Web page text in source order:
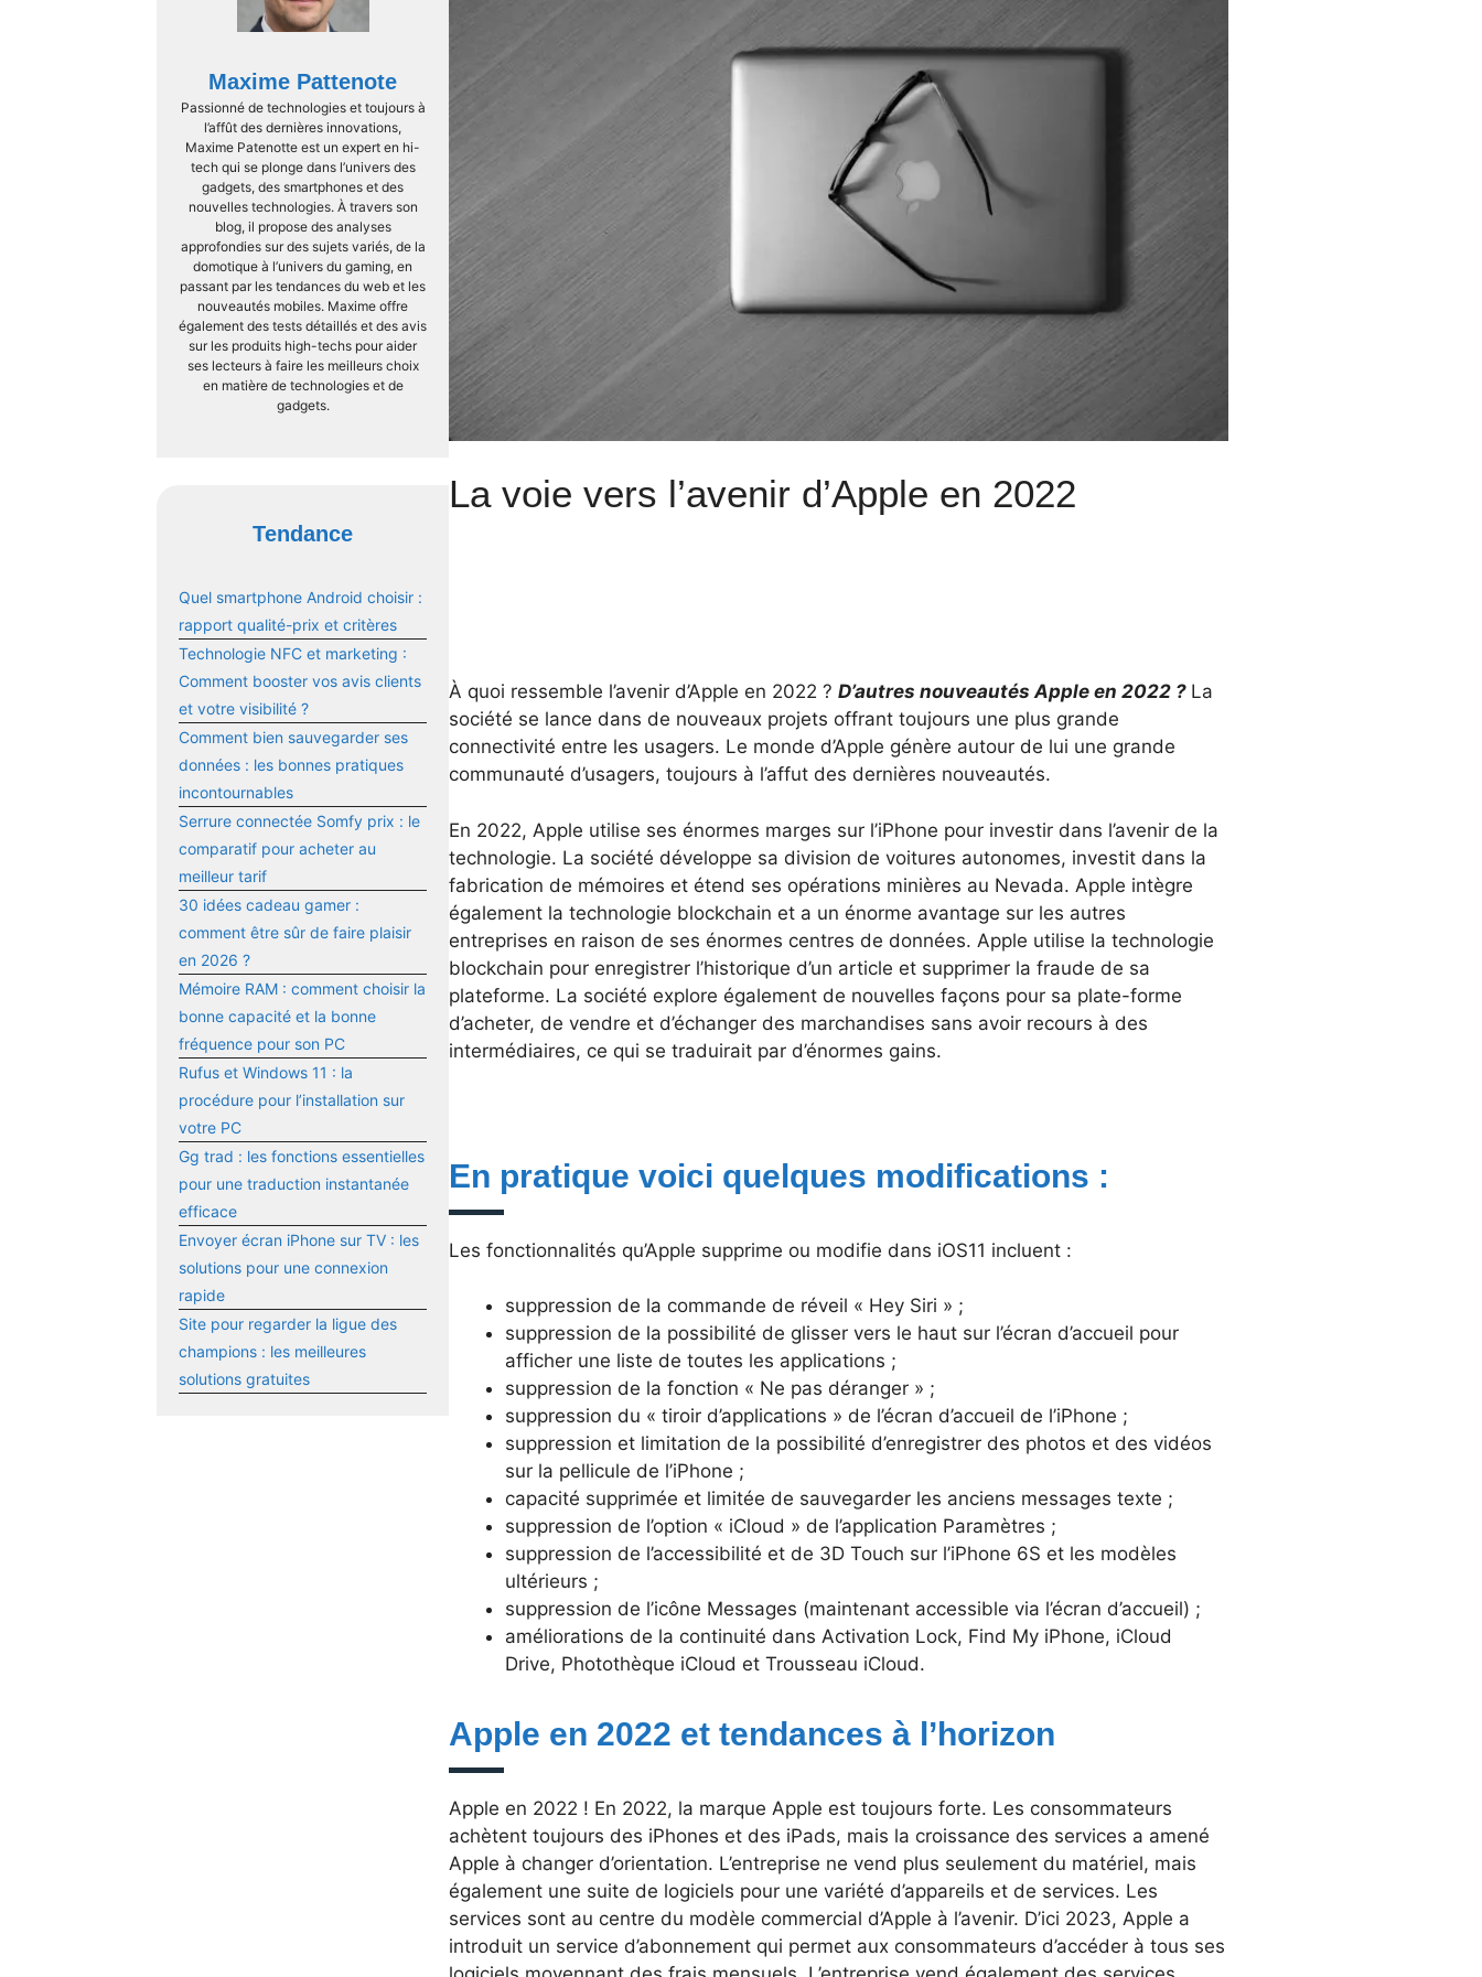
Maxime Pattenote
Passionné de technologies et toujours à
l’affût des dernières innovations,
Maxime Patenotte est un expert en hi-
tech qui se plonge dans l’univers des
gadgets, des smartphones et des
nouvelles technologies. À travers son
blog, il propose des analyses
approfondies sur des sujets variés, de la
domotique à l’univers du gaming, en
passant par les tendances du web et les
nouveautés mobiles. Maxime offre
également des tests détaillés et des avis
sur les produits high-techs pour aider
ses lecteurs à faire les meilleurs choix
en matière de technologies et de
gadgets.
Tendance
Quel smartphone Android choisir :
rapport qualité-prix et critères
Technologie NFC et marketing :
Comment booster vos avis clients
et votre visibilité ?
Comment bien sauvegarder ses
données : les bonnes pratiques
incontournables
Serrure connectée Somfy prix : le
comparatif pour acheter au
meilleur tarif
30 idées cadeau gamer :
comment être sûr de faire plaisir
en 2026 ?
Mémoire RAM : comment choisir la
bonne capacité et la bonne
fréquence pour son PC
Rufus et Windows 11 : la
procédure pour l’installation sur
votre PC
Gg trad : les fonctions essentielles
pour une traduction instantanée
efficace
Envoyer écran iPhone sur TV : les
solutions pour une connexion
rapide
Site pour regarder la ligue des
champions : les meilleures
solutions gratuites
La voie vers l’avenir d’Apple en 2022
À quoi ressemble l’avenir d’Apple en 2022 ? D’autres nouveautés Apple en 2022 ? La
société se lance dans de nouveaux projets offrant toujours une plus grande
connectivité entre les usagers. Le monde d’Apple génère autour de lui une grande
communauté d’usagers, toujours à l’affut des dernières nouveautés.
En 2022, Apple utilise ses énormes marges sur l’iPhone pour investir dans l’avenir de la
technologie. La société développe sa division de voitures autonomes, investit dans la
fabrication de mémoires et étend ses opérations minières au Nevada. Apple intègre
également la technologie blockchain et a un énorme avantage sur les autres
entreprises en raison de ses énormes centres de données. Apple utilise la technologie
blockchain pour enregistrer l’historique d’un article et supprimer la fraude de sa
plateforme. La société explore également de nouvelles façons pour sa plate-forme
d’acheter, de vendre et d’échanger des marchandises sans avoir recours à des
intermédiaires, ce qui se traduirait par d’énormes gains.
En pratique voici quelques modifications :
Les fonctionnalités qu’Apple supprime ou modifie dans iOS11 incluent :
suppression de la commande de réveil « Hey Siri » ;
suppression de la possibilité de glisser vers le haut sur l’écran d’accueil pour
afficher une liste de toutes les applications ;
suppression de la fonction « Ne pas déranger » ;
suppression du « tiroir d’applications » de l’écran d’accueil de l’iPhone ;
suppression et limitation de la possibilité d’enregistrer des photos et des vidéos
sur la pellicule de l’iPhone ;
capacité supprimée et limitée de sauvegarder les anciens messages texte ;
suppression de l’option « iCloud » de l’application Paramètres ;
suppression de l’accessibilité et de 3D Touch sur l’iPhone 6S et les modèles
ultérieurs ;
suppression de l’icône Messages (maintenant accessible via l’écran d’accueil) ;
améliorations de la continuité dans Activation Lock, Find My iPhone, iCloud
Drive, Photothèque iCloud et Trousseau iCloud.
Apple en 2022 et tendances à l’horizon
Apple en 2022 ! En 2022, la marque Apple est toujours forte. Les consommateurs
achètent toujours des iPhones et des iPads, mais la croissance des services a amené
Apple à changer d’orientation. L’entreprise ne vend plus seulement du matériel, mais
également une suite de logiciels pour une variété d’appareils et de services. Les
services sont au centre du modèle commercial d’Apple à l’avenir. D’ici 2023, Apple a
introduit un service d’abonnement qui permet aux consommateurs d’accéder à tous ses